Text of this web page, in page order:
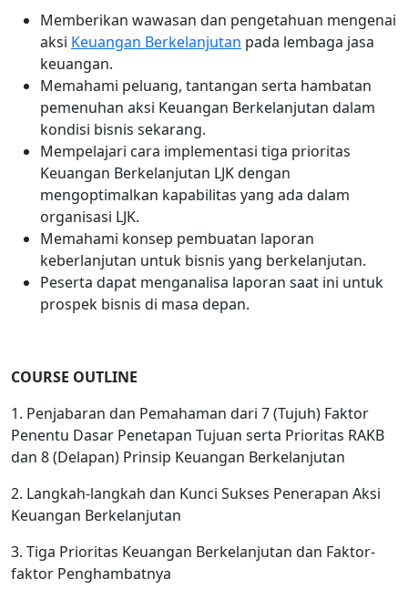
Memberikan wawasan dan pengetahuan mengenai
aksi Keuangan Berkelanjutan pada lembaga jasa
keuangan.
Memahami peluang, tantangan serta hambatan
pemenuhan aksi Keuangan Berkelanjutan dalam
kondisi bisnis sekarang.
Mempelajari cara implementasi tiga prioritas
Keuangan Berkelanjutan LJK dengan
mengoptimalkan kapabilitas yang ada dalam
organisasi LJK.
Memahami konsep pembuatan laporan
keberlanjutan untuk bisnis yang berkelanjutan.
Peserta dapat menganalisa laporan saat ini untuk
prospek bisnis di masa depan.
COURSE OUTLINE
1. Penjabaran dan Pemahaman dari 7 (Tujuh) Faktor
Penentu Dasar Penetapan Tujuan serta Prioritas RAKB
dan 8 (Delapan) Prinsip Keuangan Berkelanjutan
2. Langkah-langkah dan Kunci Sukses Penerapan Aksi
Keuangan Berkelanjutan
3. Tiga Prioritas Keuangan Berkelanjutan dan Faktor-
faktor Penghambatnya